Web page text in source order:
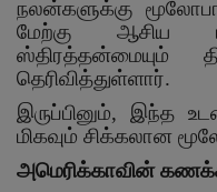
நலன்களுக்கு
மேற்கு ஆசிய
ஸ்திரத்தன்மையும்
தெரிவித்துள்ளார்.
இருப்பினும், இந்த
மிகவும் சிக்கலான
அமெரிக்காவின்